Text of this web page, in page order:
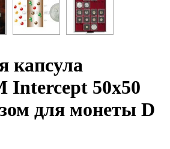
капсула
Intercept 50х50
для монеты D